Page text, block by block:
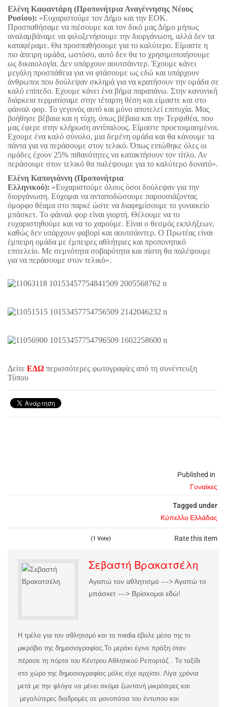
Published in
Γυναίκες
Tagged under
Κύπελλο Ελλάδας
Rate this item
(1 Vote)
Ελένη Καφαντάρη (Προπονήτρια Αναγέννησης Νέους
Ρυσίου): «Ευχαριστούμε τον Δήμο και την ΕΟΚ.
Προσπαθήσαμε να πιέσουμε και τον δικό μας Δήμο μήπως
αναλαμβάναμε να φιλοξενήσουμε την διοργάνωση, αλλά δεν τα
καταφέραμε. Θα προσπαθήσουμε για το καλύτερο. Είμαστε η
πιο άπειρη ομάδα, ωστόσο, αυτό δεν θα το χρησιμοποιήσουμε
ως δικαιολογία. Δεν υπάρχουν αουτσάιντερ. Έχουμε κάνει
μεγάλη προσπάθεια για να φτάσουμε ως εδώ και υπάρχουν
άνθρωποι που δούλεψαν σκληρά για να κρατήσουν την ομάδα σε
καλό επίπεδο. Εχουμε κάνει ένα βήμα παραπάνω. Στην κανονική
διάρκεια τερματίσαμε στην τέταρτη θέση και είμαστε και στο
φάιναλ φορ. Το γεγονός αυτό και μόνο αποτελεί επιτυχία. Μας
βοήθησε βέβαια και η τύχη, όπως βέβαια και την Τερψιθέα, που
μας έφερε στην κλήρωση αντίπαλους. Είμαστε προετοιμασμένοι.
Εχουμε ένα καλό σύνολο, μια δεμένη ομάδα και θα κάνουμε τα
πάντα για να περάσουμε στον τελικό. Όπως ειπώθηκε όλες οι
ομάδες έχουν 25% πιθανότητες να κατακτήσουν τον τίτλο. Αν
περάσουμε στον τελικό θα παλέψουμε για το καλύτερο δυνατό».
Ελένη Καπογιάννη (Προπονήτρια
Ελληνικού): «Ευχαριστούμε όλους όσοι δούλεψαν για την
διοργάνωση. Εύχομαι να ανταποδώσουμε παρουσιάζοντας
όμορφο θέαμα στο παρκέ ώστε να διαφημίσουμε το γυναικείο
μπάσκετ. Το φάιναλ φορ είναι γιορτή. Θέλουμε να το
ευχαριστηθούμε και να το χαρούμε. Είναι ο θεσμός εκπλήξεων,
καθώς δεν υπάρχουν φαβορί και αουτσάιντερ. Ο Πρωτέας είναι
έμπειρη ομάδα με έμπειρες αθλήτριες και προπονητικό
επιτελείο. Με σεμνότητα σοβαρότητα και πίστη θα παλέψουμε
για να περάσουμε στον τελικό».
Δείτε ΕΔΩ περισσότερες φωτογραφίες από τη συνέντευξη
Τύπου
Σεβαστή Βρακατσέλη
Αγαπώ τον αθλητισμό ---> Αγαπώ το
μπάσκετ ---> Βρίσκομαι εδώ!
Η τρέλα για τον αθλητισμό και τα media έβαλε μέσα της το
μικρόβιο της δημοσιογραφίας.Το μεράκι έγινε πράξη όταν
πέρασε τη πόρτα του Κέντρου Αθλητικού Ρεπορτάζ . Το ταξίδι
στο χώρο της δημοσιογραφίας μόλις είχε αρχίσει. Λίγα χρόνια
μετά με την φλόγα να μένει ακόμα ζωντανή μικρότερες και
μεγαλύτερες διαδρομές σε μονοπάτια του έντυπου και